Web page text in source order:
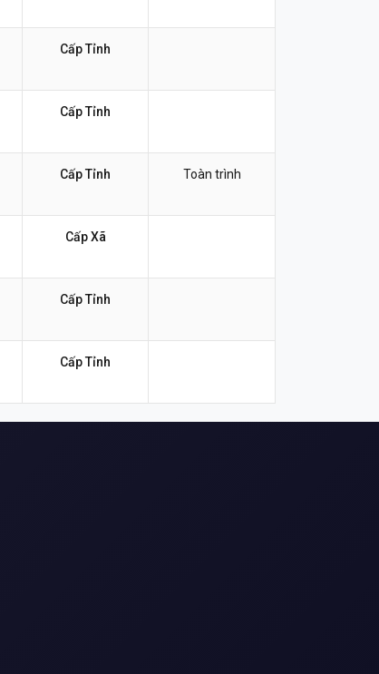
Cấp Tỉnh
Cấp Tỉnh
Cấp Tỉnh Toàn trình
Cấp Xã
Cấp Tỉnh
Cấp Tỉnh